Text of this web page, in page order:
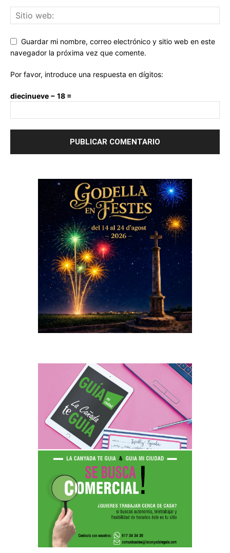
Guardar mi nombre, correo electrónico y sitio web en este
navegador la próxima vez que comente.
Por favor, introduce una respuesta en dígitos:
diecinueve − 18 =